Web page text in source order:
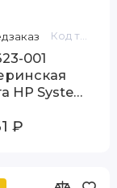
Код товара: 378623-001
001
HP System
₽